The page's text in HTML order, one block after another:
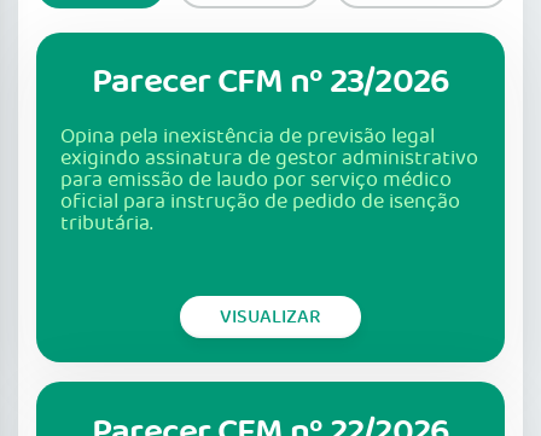
Parecer CFM nº 23/2026
Opina pela inexistência de previsão legal
exigindo assinatura de gestor administrativo
para emissão de laudo por serviço médico
oficial para instrução de pedido de isenção
tributária.
VISUALIZAR